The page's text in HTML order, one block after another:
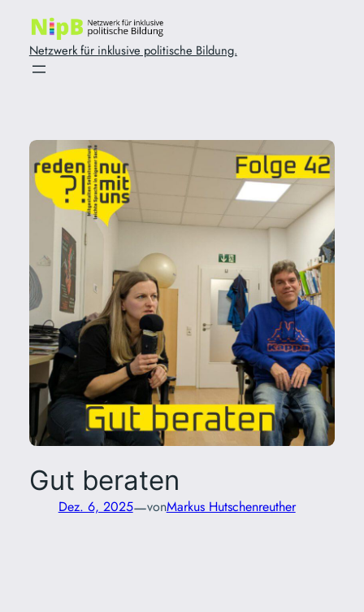
Inhalt
springenNetzwerk für inklusive politische Bildung.
Gut beraten
Dez. 6, 2025—vonMarkus Hutschenreuther